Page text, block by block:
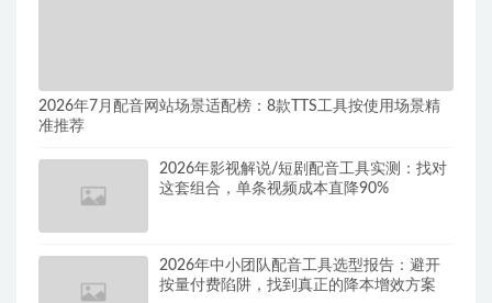
2026年7月配音网站场景适配榜：8款TTS工具按使用场景精
准推荐
2026年影视解说/短剧配音工具实测：找对
这套组合，单条视频成本直降90%
2026年中小团队配音工具选型报告：避开
按量付费陷阱，找到真正的降本增效方案